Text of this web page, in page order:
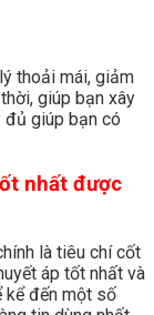
thoải mái, giảm
giúp bạn xây
đủ giúp bạn có
nhất được
là tiêu chí cốt
áp tốt nhất và
kể đến một số